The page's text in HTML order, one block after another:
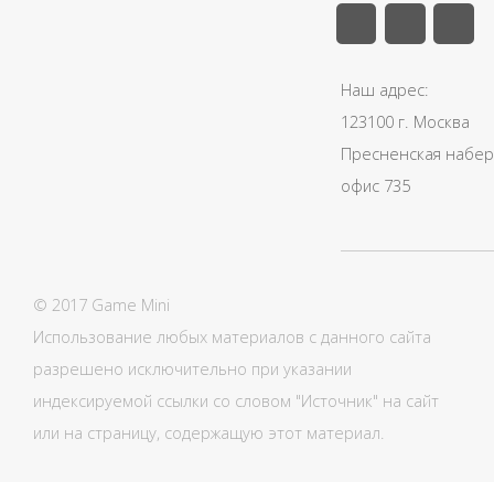
Наш адрес:
123100 г. Москва
Пресненская
офис 735
© 2017 Game Mini
Использование любых материалов с данного сайта
разрешено исключительно при указании
индексируемой ссылки со словом "Источник" на сайт
или на страницу, содержащую этот материал.